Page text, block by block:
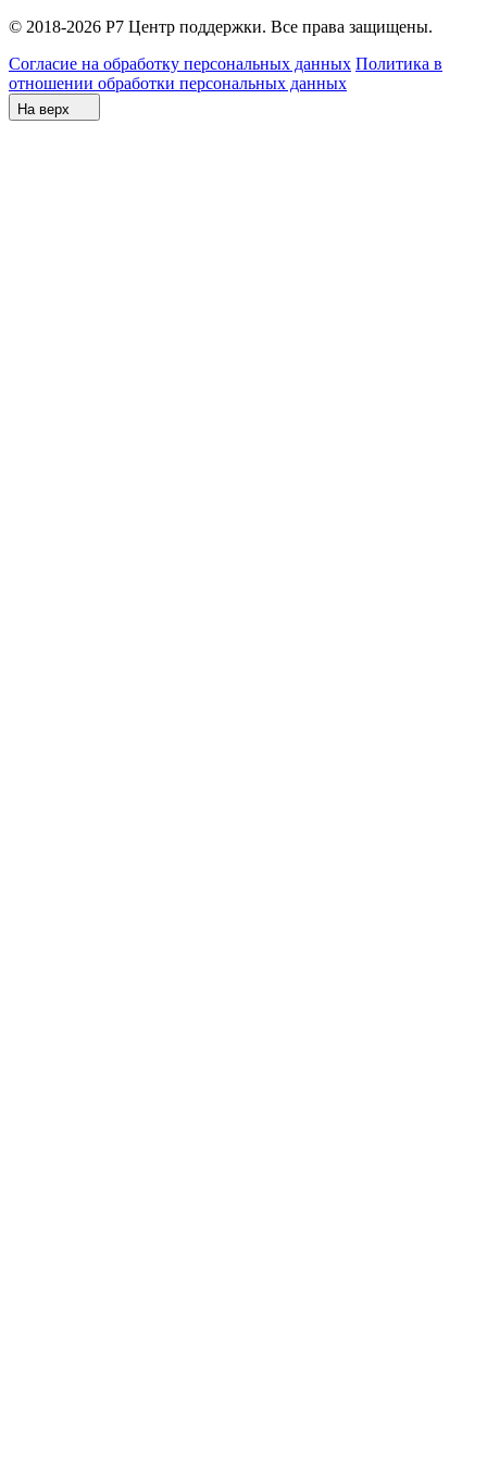
© 2018-2026 Р7 Центр поддержки. Все права защищены.
Согласие на обработку персональных данных Политика в
отношении обработки персональных данных
На верх